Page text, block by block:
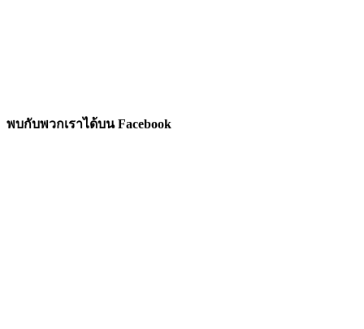
พบกับพวกเราได้บน Facebook